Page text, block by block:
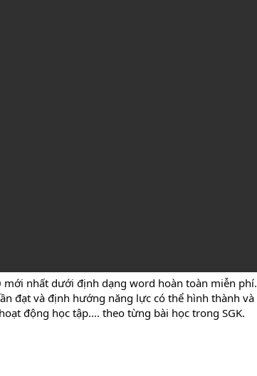
mới nhất dưới định dạng word hoàn toàn miễn phí.
đạt và định hướng năng lực có thể hình thành và
động học tập.... theo từng bài học trong SGK.